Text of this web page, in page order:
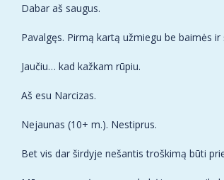
Dabar aš saugus.
Pavalgęs. Pirmą kartą užmiegu be baimės ir
Jaučiu… kad kažkam rūpiu.
Aš esu Narcizas.
Nejaunas (10+ m.). Nestiprus.
Bet vis dar širdyje nešantis troškimą būti